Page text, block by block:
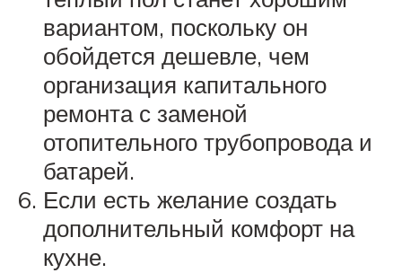
вариантом, поскольку он
обойдется дешевле, чем
организация капитального
ремонта с заменой
отопительного трубопровода и
батарей.
Если есть желание создать
дополнительный комфорт на
кухне.